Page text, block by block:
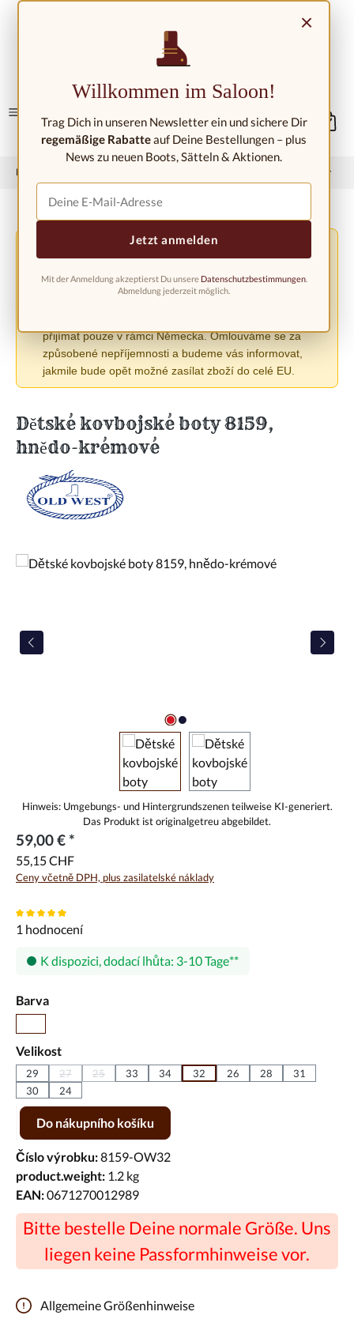
Domů Dětské westernové boty
⚠️
Změna podmínek dopravy v důsledku nařízení EU
PPWR
V důsledku nového nařízení EU o obalech (PPWR)
přijímat pouze v rámci Německa. Omlouváme se za
způsobené nepříjemnosti a budeme vás informovat,
jakmile bude opět možné zasílat zboží do celé EU.
Dětské kovbojské boty 8159,
hnědo-krémové
Přeskočit galerii obrázků
59,00 € *
55,15 CHF
Ceny včetně DPH, plus zasilatelské náklady
Průměrné hodnocení 5 z 5 hvězd
1 hodnocení
K dispozici, dodací lhůta: 3-10 Tage
Vyberte
Barva
Vyberte
Velikost
29 27(Tato možnost není momentálně k dispozici.)
25(Tato možnost není momentálně k dispozici.)
33 34 32 26 28
31
30
24
Množství produktu: Zadejte požadované množství nebo pomocí
Do nákupního košíku
Číslo výrobku:8159-OW32
product.weight: 1.2 kg
EAN:0671270012989
Bitte bestelle Deine normale Größe. Uns
liegen keine Passformhinweise vor.
Allgemeine Größenhinweise
×
Willkommen im Saloon!
Trag Dich in unseren Newsletter ein und sichere Dir
regemäßige Rabatteauf Deine Bestellungen – plus
News zu neuen Boots, Sätteln & Aktionen.
Jetzt anmelden
Mit der Anmeldung akzeptierst Du unsere Datenschutzbestimmungen.
Abmeldung jederzeit möglich.